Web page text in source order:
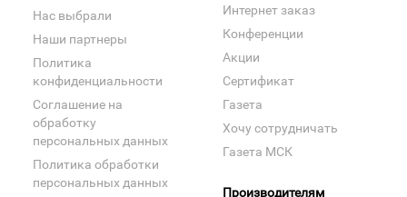
Нас выбрали
Наши партнеры
Политика
конфиденциальности
Соглашение на
обработку
персональных данных
Политика обработки
персональных данных
Интернет заказ
Конференции
Акции
Сертификат
Газета
Хочу сотрудничать
Газета МСК
Производителям